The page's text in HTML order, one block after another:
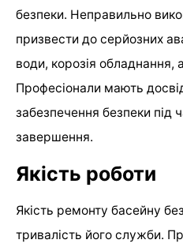
безпеки. Неправильно
призвести до серйозних
води, корозія обладнання,
Професіонали мають
забезпечення безпеки під
завершення.
Якість роботи
Якість ремонту басейну
тривалість його служби.